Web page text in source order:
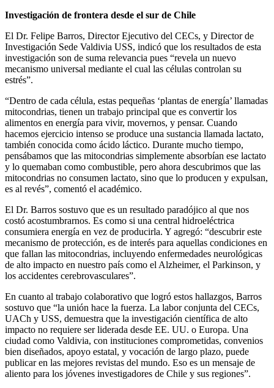
Investigación de frontera desde el sur de Chile
El Dr. Felipe Barros, Director Ejecutivo del CECs, y Director de
Investigación Sede Valdivia USS, indicó que los resultados de esta
investigación son de suma relevancia pues “revela un nuevo
mecanismo universal mediante el cual las células controlan su
estrés”.
“Dentro de cada célula, estas pequeñas ‘plantas de energía’ llamadas
mitocondrias, tienen un trabajo principal que es convertir los
alimentos en energía para vivir, movernos, y pensar. Cuando
hacemos ejercicio intenso se produce una sustancia llamada lactato,
también conocida como ácido láctico. Durante mucho tiempo,
pensábamos que las mitocondrias simplemente absorbían ese lactato
y lo quemaban como combustible, pero ahora descubrimos que las
mitocondrias no consumen lactato, sino que lo producen y expulsan,
es al revés”, comentó el académico.
El Dr. Barros sostuvo que es un resultado paradójico al que nos
costó acostumbrarnos. Es como si una central hidroeléctrica
consumiera energía en vez de producirla. Y agregó: “descubrir este
mecanismo de protección, es de interés para aquellas condiciones en
que fallan las mitocondrias, incluyendo enfermedades neurológicas
de alto impacto en nuestro país como el Alzheimer, el Parkinson, y
los accidentes cerebrovasculares”.
En cuanto al trabajo colaborativo que logró estos hallazgos, Barros
sostuvo que “la unión hace la fuerza. La labor conjunta del CECs,
UACh y USS, demuestra que la investigación científica de alto
impacto no requiere ser liderada desde EE. UU. o Europa. Una
ciudad como Valdivia, con instituciones comprometidas, convenios
bien diseñados, apoyo estatal, y vocación de largo plazo, puede
publicar en las mejores revistas del mundo. Eso es un mensaje de
aliento para los jóvenes investigadores de Chile y sus regiones”.